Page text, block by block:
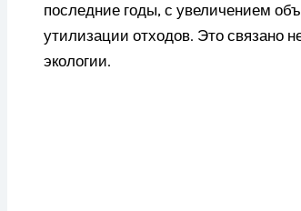
последние годы, с увеличением
утилизации отходов. Это связано
экологии.